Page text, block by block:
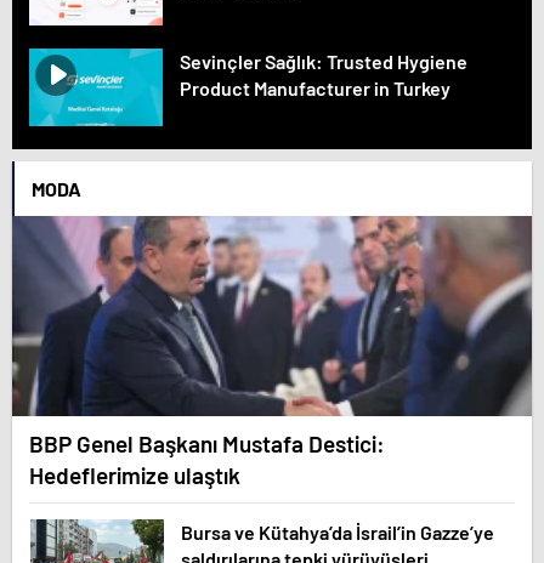
Sevinçler Sağlık: Trusted Hygiene
Product Manufacturer in Turkey
MODA
BBP Genel Başkanı Mustafa Destici:
Hedeflerimize ulaştık
Bursa ve Kütahya’da İsrail’in Gazze’ye